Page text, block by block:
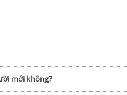
mới không?